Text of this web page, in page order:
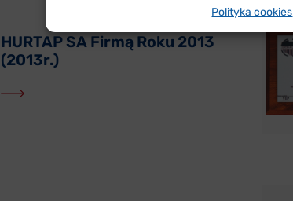
Polityka cookies
HURTAP SA Firmą Roku 2013
(2013r.)